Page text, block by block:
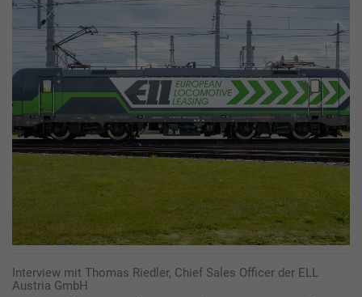
Interview mit Thomas Riedler, Chief Sales Officer der ELL
Austria GmbH